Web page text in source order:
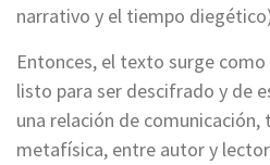
narrativo y el tiempo
Entonces, el texto surge
listo para ser descifrado y de
una relación de
metafísica, entre autor y